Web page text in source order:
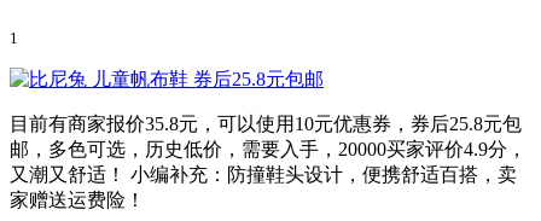
1
目前有商家报价35.8元，可以使用10元优惠券，券后25.8元包
邮，多色可选，历史低价，需要入手，20000买家评价4.9分，
又潮又舒适！ 小编补充：防撞鞋头设计，便携舒适百搭，卖
家赠送运费险！